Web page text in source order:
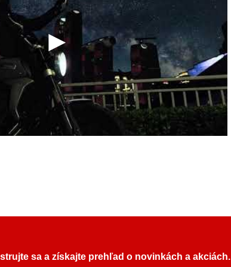
sa a získajte prehľad o novinkách a akciách.